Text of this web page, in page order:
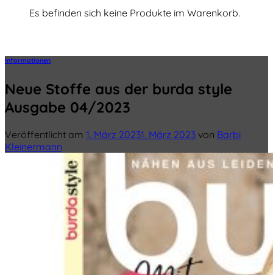
Es befinden sich keine Produkte im Warenkorb.
Informationen
Neue Stoffe aus der burda style
Ausgabe 04/2023
Veröffentlicht am 1. März 20231. März 2023 von Barbi
Kleinermann